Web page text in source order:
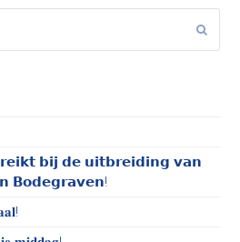
𝗯𝗶𝗷 𝗱𝗲 𝘂𝗶𝘁𝗯𝗿𝗲𝗶𝗱𝗶𝗻𝗴 𝘃𝗮𝗻
𝗕𝗼𝗱𝗲𝗴𝗿𝗮𝘃𝗲𝗻!